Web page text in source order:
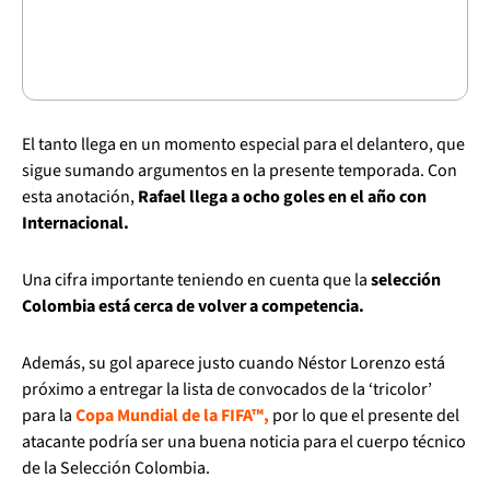
El tanto llega en un momento especial para el delantero, que
sigue sumando argumentos en la presente temporada. Con
esta anotación,Rafael llega a ocho goles en el año con
Internacional.
Una cifra importante teniendo en cuenta que laselección
Colombia está cerca de volver a competencia.
Además, su gol aparece justo cuando Néstor Lorenzo está
próximo a entregar la lista de convocados de la ‘tricolor’
para laCopa Mundial de la FIFA™, por lo que el presente del
atacante podría ser una buena noticia para el cuerpo técnico
de la Selección Colombia.